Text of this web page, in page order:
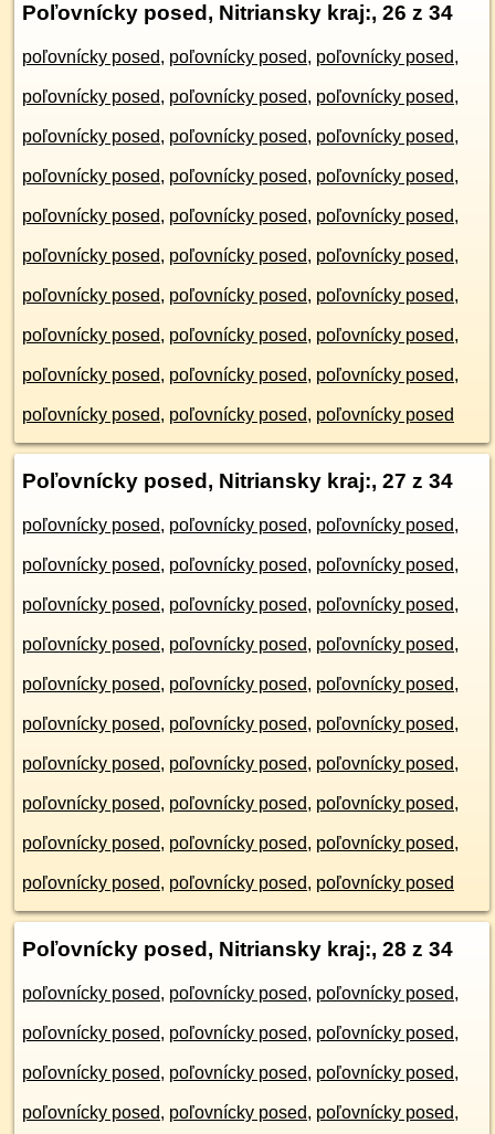
Poľovnícky posed, Nitriansky kraj:, 26 z 34
poľovnícky posed, poľovnícky posed, poľovnícky posed,
poľovnícky posed, poľovnícky posed, poľovnícky posed,
poľovnícky posed, poľovnícky posed, poľovnícky posed,
poľovnícky posed, poľovnícky posed, poľovnícky posed,
poľovnícky posed, poľovnícky posed, poľovnícky posed,
poľovnícky posed, poľovnícky posed, poľovnícky posed,
poľovnícky posed, poľovnícky posed, poľovnícky posed,
poľovnícky posed, poľovnícky posed, poľovnícky posed,
poľovnícky posed, poľovnícky posed, poľovnícky posed,
poľovnícky posed, poľovnícky posed, poľovnícky posed
Poľovnícky posed, Nitriansky kraj:, 27 z 34
poľovnícky posed, poľovnícky posed, poľovnícky posed,
poľovnícky posed, poľovnícky posed, poľovnícky posed,
poľovnícky posed, poľovnícky posed, poľovnícky posed,
poľovnícky posed, poľovnícky posed, poľovnícky posed,
poľovnícky posed, poľovnícky posed, poľovnícky posed,
poľovnícky posed, poľovnícky posed, poľovnícky posed,
poľovnícky posed, poľovnícky posed, poľovnícky posed,
poľovnícky posed, poľovnícky posed, poľovnícky posed,
poľovnícky posed, poľovnícky posed, poľovnícky posed,
poľovnícky posed, poľovnícky posed, poľovnícky posed
Poľovnícky posed, Nitriansky kraj:, 28 z 34
poľovnícky posed, poľovnícky posed, poľovnícky posed,
poľovnícky posed, poľovnícky posed, poľovnícky posed,
poľovnícky posed, poľovnícky posed, poľovnícky posed,
poľovnícky posed, poľovnícky posed, poľovnícky posed,